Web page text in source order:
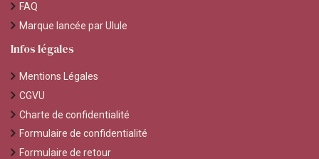
FAQ
Marque lancée par Ulule
Infos légales
Mentions Légales
CGVU
Charte de confidentialité
Formulaire de confidentialité
Formulaire de retour